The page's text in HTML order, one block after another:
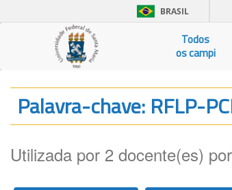
BRASIL
Todos
os campi
Palavra-chave: RFLP-
Utilizada por 2 docente(es)